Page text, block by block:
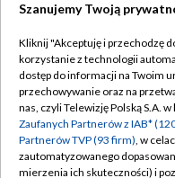
Abonament TVP
Emisja w TVP
Centrum informacji
Szanujemy Twoją
Kliknij "Akceptuję i przechodzę
korzystanie z technologii
dostęp do informacji na Twoim
przechowywanie oraz na
nas, czyli Telewizję Polską S.A.
Zaufanych Partnerów z IAB*
Partnerów TVP (93 firm), w
zautomatyzowanego
mierzenia ich skuteczności) i